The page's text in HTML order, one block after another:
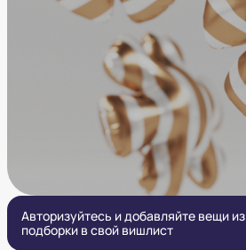
Авторизуйтесь и добавляйте вещи из
подборки в свой вишлист